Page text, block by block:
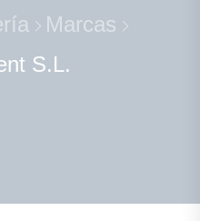
Marcas
S.L.